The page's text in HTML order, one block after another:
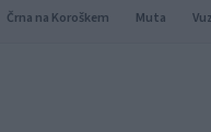
Črna na Koroškem Muta